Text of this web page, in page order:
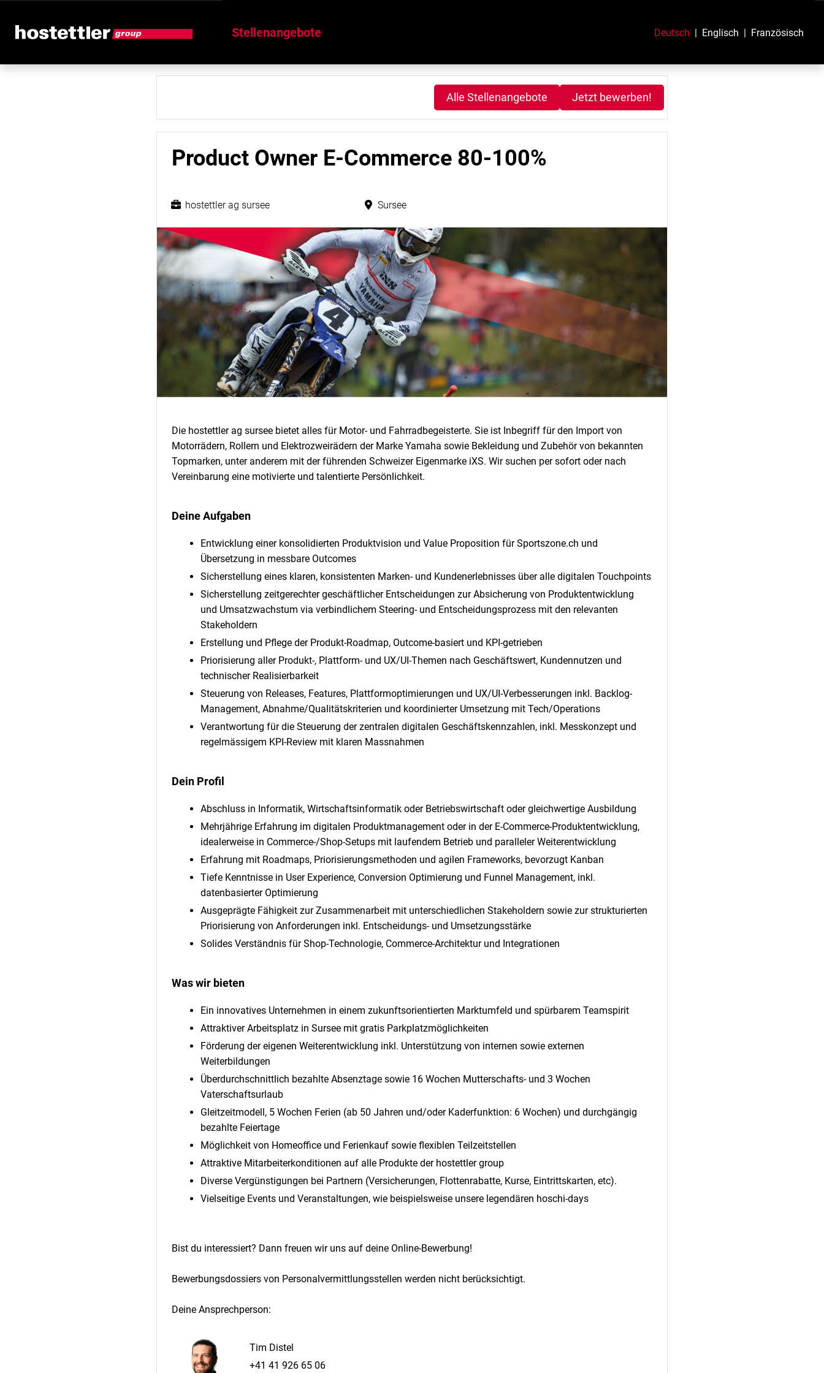
Deutsch Englisch Französisch
Stellenangebote
Alle Stellenangebote Jetzt bewerben!
Product Owner E-Commerce 80-100%
hostettler ag sursee Sursee
Die hostettler ag sursee bietet alles für Motor- und Fahrradbegeisterte. Sie ist Inbegriff für den Import von
Motorrädern, Rollern und Elektrozweirädern der Marke Yamaha sowie Bekleidung und Zubehör von bekannten
Topmarken, unter anderem mit der führenden Schweizer Eigenmarke iXS. Wir suchen per sofort oder nach
Vereinbarung eine motivierte und talentierte Persönlichkeit.
Deine Aufgaben
Entwicklung einer konsolidierten Produktvision und Value Proposition für Sportszone.ch und
Übersetzung in messbare Outcomes
Sicherstellung eines klaren, konsistenten Marken- und Kundenerlebnisses über alle digitalen Touchpoints
Sicherstellung zeitgerechter geschäftlicher Entscheidungen zur Absicherung von Produktentwicklung
und Umsatzwachstum via verbindlichem Steering- und Entscheidungsprozess mit den relevanten
Stakeholdern
Erstellung und Pflege der Produkt-Roadmap, Outcome-basiert und KPI-getrieben
Priorisierung aller Produkt-, Plattform- und UX/UI-Themen nach Geschäftswert, Kundennutzen und
technischer Realisierbarkeit
Steuerung von Releases, Features, Plattformoptimierungen und UX/UI-Verbesserungen inkl. Backlog-
Management, Abnahme/Qualitätskriterien und koordinierter Umsetzung mit Tech/Operations
Verantwortung für die Steuerung der zentralen digitalen Geschäftskennzahlen, inkl. Messkonzept und
regelmässigem KPI-Review mit klaren Massnahmen
Dein Profil
Abschluss in Informatik, Wirtschaftsinformatik oder Betriebswirtschaft oder gleichwertige Ausbildung
Mehrjährige Erfahrung im digitalen Produktmanagement oder in der E-Commerce-Produktentwicklung,
idealerweise in Commerce-/Shop-Setups mit laufendem Betrieb und paralleler Weiterentwicklung
Erfahrung mit Roadmaps, Priorisierungsmethoden und agilen Frameworks, bevorzugt Kanban
Tiefe Kenntnisse in User Experience, Conversion Optimierung und Funnel Management, inkl.
datenbasierter Optimierung
Ausgeprägte Fähigkeit zur Zusammenarbeit mit unterschiedlichen Stakeholdern sowie zur strukturierten
Priorisierung von Anforderungen inkl. Entscheidungs- und Umsetzungsstärke
Solides Verständnis für Shop-Technologie, Commerce-Architektur und Integrationen
Was wir bieten
Ein innovatives Unternehmen in einem zukunftsorientierten Marktumfeld und spürbarem Teamspirit
Attraktiver Arbeitsplatz in Sursee mit gratis Parkplatzmöglichkeiten
Förderung der eigenen Weiterentwicklung inkl. Unterstützung von internen sowie externen
Weiterbildungen
Überdurchschnittlich bezahlte Absenztage sowie 16 Wochen Mutterschafts- und 3 Wochen
Vaterschaftsurlaub
Gleitzeitmodell, 5 Wochen Ferien (ab 50 Jahren und/oder Kaderfunktion: 6 Wochen) und durchgängig
bezahlte Feiertage
Möglichkeit von Homeoffice und Ferienkauf sowie flexiblen Teilzeitstellen
Attraktive Mitarbeiterkonditionen auf alle Produkte der hostettler group
Diverse Vergünstigungen bei Partnern (Versicherungen, Flottenrabatte, Kurse, Eintrittskarten, etc).
Vielseitige Events und Veranstaltungen, wie beispielsweise unsere legendären hoschi-days
Bist du interessiert? Dann freuen wir uns auf deine Online-Bewerbung!
Bewerbungsdossiers von Personalvermittlungsstellen werden nicht berücksichtigt.
Deine Ansprechperson:
Tim Distel
+41 41 926 65 06